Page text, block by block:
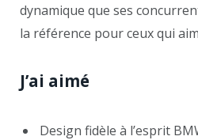
dynamique que ses
la référence pour ceux qui
J’ai aimé
Design fidèle à l’esprit